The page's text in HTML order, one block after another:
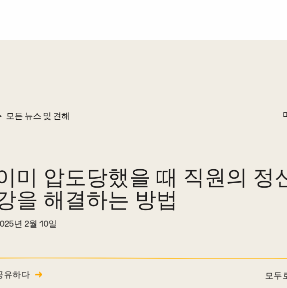
모든 뉴스 및 견해
미 압도당했을 때 직원의 정
을 해결하는 방법
년 2월 10일
유하다 모두